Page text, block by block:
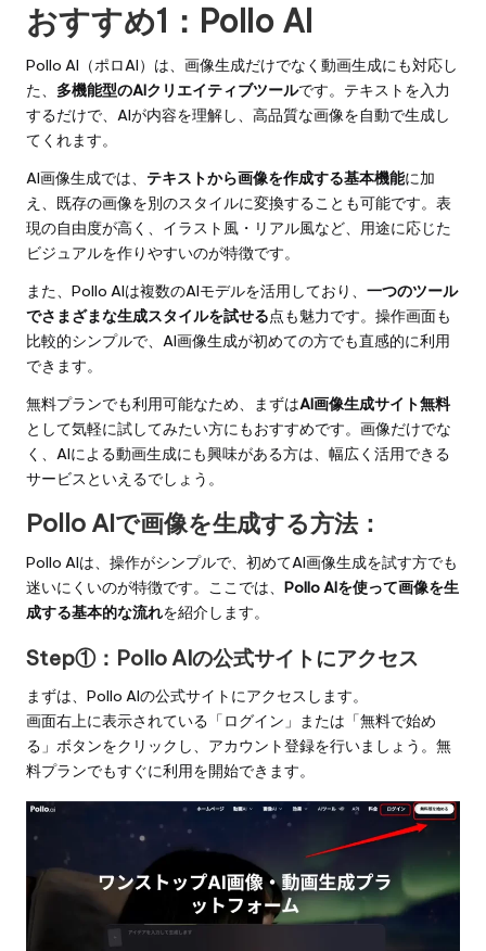
おすすめ1： Pollo AI
Pollo AI（ポロAI） は、画像生成だけでなく動画生成にも対応し
た、 多機能型のAIクリエイティブツールです。テキストを入力
するだけで、AIが内容を理解し、高品質な画像を自動で生成し
てくれます。
AI画像生成では、 テキストから画像を作成する基本機能に加
え、既存の画像を別のスタイルに変換することも可能です。表
現の自由度が高く、イラスト風・リアル風など、用途に応じた
ビジュアルを作りやすいのが特徴です。
また、Pollo AIは複数のAIモデルを活用しており、 一つのツール
でさまざまな生成スタイルを試せる点も魅力です。操作画面も
比較的シンプルで、AI画像生成が初めての方でも直感的に利用
できます。
無料プランでも利用可能なため、まずはAI画像生成サイト無料
として気軽に試してみたい方にもおすすめです。画像だけでな
く、AIによる動画生成にも興味がある方は、幅広く活用できる
サービスといえるでしょう。
Pollo AIで画像を生成する方法：
Pollo AIは、操作がシンプルで、初めてAI画像生成を試す方でも
迷いにくいのが特徴です。ここでは、 Pollo AIを使って画像を生
成する基本的な流れを紹介します。
Step①：Pollo AIの公式サイトにアクセス
まずは、 Pollo AIの公式サイト にアクセスします。
画面右上に表示されている「ログイン」または「無料で始め
る」ボタンをクリックし、アカウント登録を行いましょう。無
料プランでもすぐに利用を開始できます。